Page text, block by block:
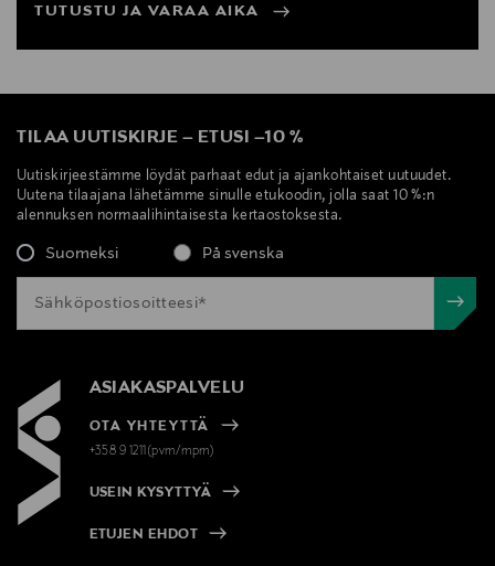
TUTUSTU JA VARAA AIKA
TILAA UUTISKIRJE – ETUSI –10 %
Uutiskirjeestämme löydät parhaat edut ja ajankohtaiset uutuudet.
Uutena tilaajana lähetämme sinulle etukoodin, jolla saat 10 %:n
alennuksen normaalihintaisesta kertaostoksesta.
Suomeksi På svenska
ASIAKASPALVELU
OTA YHTEYTTÄ
+358 9 1211(pvm/mpm)
USEIN KYSYTTYÄ
ETUJEN EHDOT